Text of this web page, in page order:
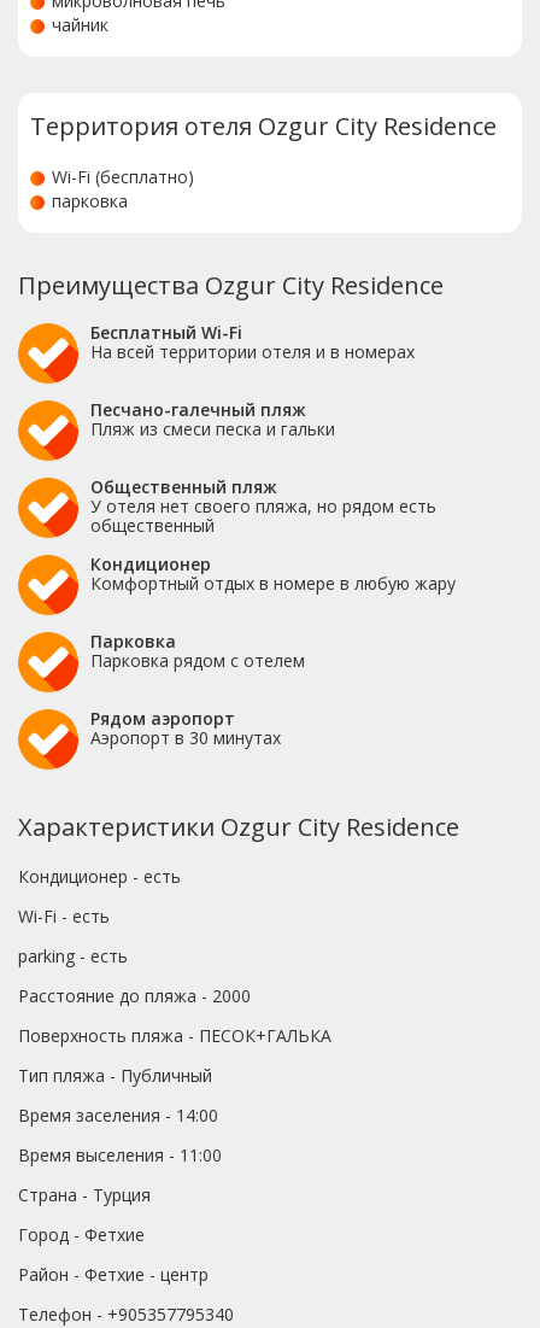
чайник
Территория отеля Ozgur City Residence
Wi-Fi (бесплатно)
парковка
Преимущества Ozgur City Residence
Бесплатный Wi-Fi
На всей территории отеля и в номерах
Песчано-галечный пляж
Пляж из смеси песка и гальки
Общественный пляж
У отеля нет своего пляжа, но рядом есть
общественный
Кондиционер
Комфортный отдых в номере в любую жару
Парковка
Парковка рядом с отелем
Рядом аэропорт
Аэропорт в 30 минутах
Характеристики Ozgur City Residence
Кондиционер - есть
Wi-Fi - есть
parking - есть
Расстояние до пляжа - 2000
Поверхность пляжа - ПЕСОК+ГАЛЬКА
Тип пляжа - Публичный
Время заселения - 14:00
Время выселения - 11:00
Страна - Турция
Город - Фетхие
Район - Фетхие - центр
Телефон - +905357795340